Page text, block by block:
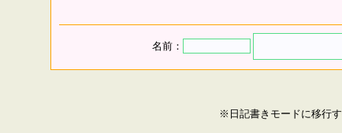
名前：
※日記書きモードに移行